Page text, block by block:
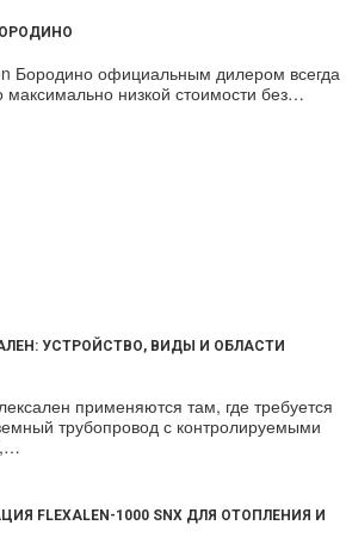
Бородино официальным дилером всегда
максимально низкой стоимости без…
УСТРОЙСТВО, ВИДЫ И ОБЛАСТИ
применяются там, где требуется
трубопровод с контролируемыми
FLEXALEN-1000 SNX ДЛЯ ОТОПЛЕНИЯ И